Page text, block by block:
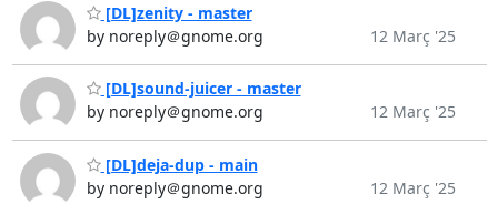
[DL]zenity - master
by noreply＠gnome.org
12 Març '25
[DL]sound-juicer - master
by noreply＠gnome.org
12 Març '25
[DL]deja-dup - main
by noreply＠gnome.org
12 Març '25